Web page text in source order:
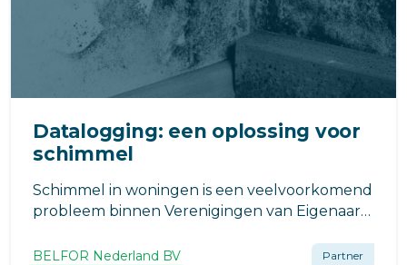
Datalogging: een oplossing voor
schimmel
Schimmel in woningen is een veelvoorkomend
probleem binnen Verenigingen van Eigenaars
gezondheidsklachten en schade aan hun
BELFOR Nederland BV Partner